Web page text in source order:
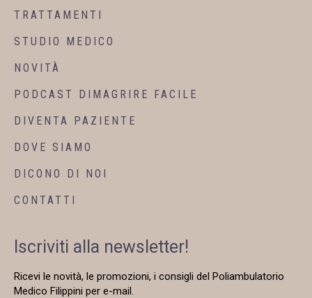
TRATTAMENTI
STUDIO MEDICO
NOVITÀ
PODCAST DIMAGRIRE FACILE
DIVENTA PAZIENTE
DOVE SIAMO
DICONO DI NOI
CONTATTI
Iscriviti alla newsletter!
Ricevi le novità, le promozioni, i consigli del Poliambulatorio
Medico Filippini per e-mail.